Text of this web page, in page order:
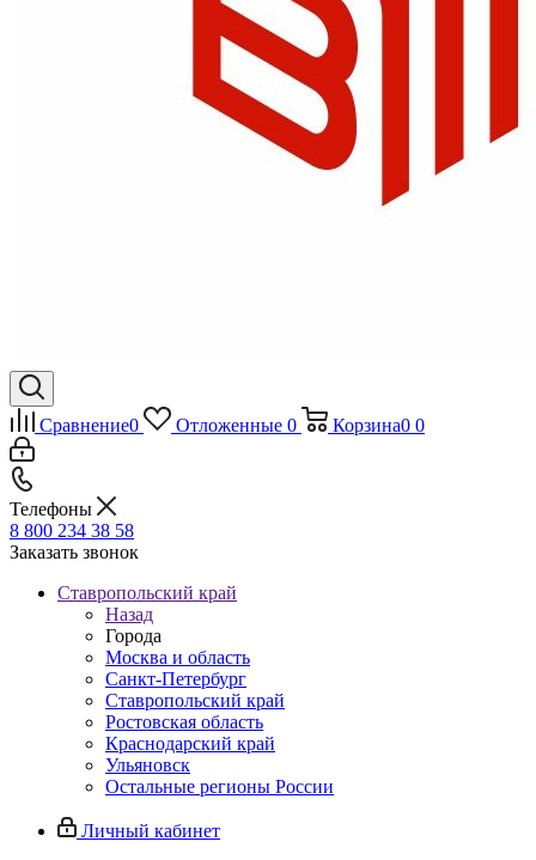
Сравнение0 Отложенные 0 Корзина0 0
Телефоны
8 800 234 38 58
Заказать звонок
Ставропольский край
Назад
Города
Москва и область
Санкт-Петербург
Ставропольский край
Ростовская область
Краснодарский край
Ульяновск
Остальные регионы России
Личный кабинет